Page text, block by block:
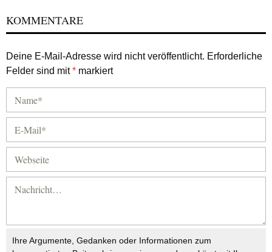
KOMMENTARE
Deine E-Mail-Adresse wird nicht veröffentlicht. Erforderliche
Felder sind mit* markiert
Ihre Argumente, Gedanken oder Informationen zum